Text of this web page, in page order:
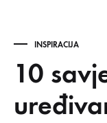
INSPIRACIJA
10